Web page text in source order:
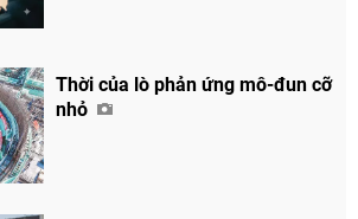
Thời của lò phản ứng mô-đun cỡ
nhỏ